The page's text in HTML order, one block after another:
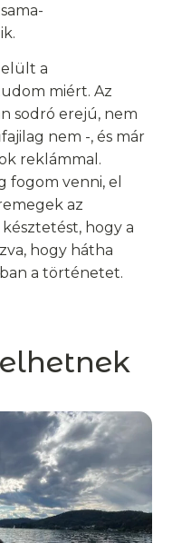
a
miért. Az
sodró erejú, nem
nem -, és már
reklámmal.
fogom venni, el
az
hogy a
hogy hátha
a történetet.